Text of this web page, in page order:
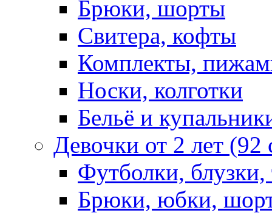
Брюки, шорты
Свитера, кофты
Комплекты,
Носки, колготки
Бельё и
Девочки от 2 лет
Футболки,
Брюки, юбки,